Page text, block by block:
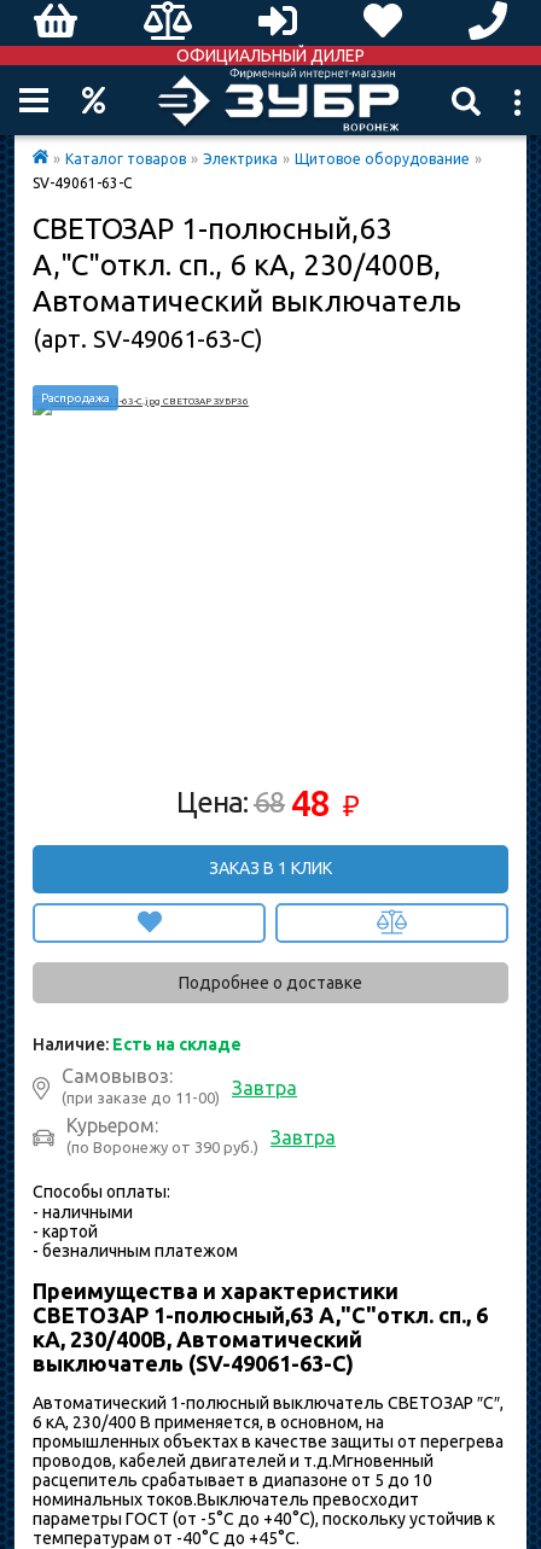
ОФИЦИАЛЬНЫЙ ДИЛЕР
» Каталог товаров » Электрика » Щитовое оборудование »
SV-49061-63-C
СВЕТОЗАР 1-полюсный,63
A,"C"откл. сп., 6 кА, 230/400В,
Автоматический выключатель
(арт. SV-49061-63-C)
Распродажа
Цена:68 48 ₽
ЗАКАЗ В 1 КЛИК
Подробнее о доставке
Наличие: Есть на складе
Самовывоз:
(при заказе до 11-00)
Завтра
Курьером:
(по Воронежу от 390 руб.) Завтра
Способы оплаты:
- наличными
- картой
- безналичным платежом
Преимущества и характеристики
СВЕТОЗАР 1-полюсный,63 A,"C"откл. сп., 6
кА, 230/400В, Автоматический
выключатель (SV-49061-63-C)
Автоматический 1-полюсный выключатель СВЕТОЗАР ″C″,
6 кА, 230/400 В применяется, в основном, на
промышленных объектах в качестве защиты от перегрева
проводов, кабелей двигателей и т.д.Мгновенный
расцепитель срабатывает в диапазоне от 5 до 10
номинальных токов.Выключатель превосходит
параметры ГОСТ (от -5°С до +40°С), поскольку устойчив к
температурам от -40°С до +45°С.